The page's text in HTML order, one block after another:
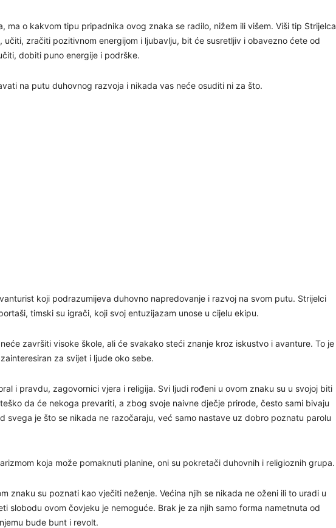
ma o kakvom tipu pripadnika ovog znaka se radilo, nižem ili višem. Viši tip Strijelca
učiti, zračiti pozitivnom energijom i ljubavlju, bit će susretljiv i obavezno ćete od
dobiti puno energije i podrške.
na putu duhovnog razvoja i nikada vas neće osuditi ni za što.
koji podrazumijeva duhovno napredovanje i razvoj na svom putu. Strijelci
timski su igrači, koji svoj entuzijazam unose u cijelu ekipu.
završiti visoke škole, ali će svakako steći znanje kroz iskustvo i avanture. To je
za svijet i ljude oko sebe.
i pravdu, zagovornici vjera i religija. Svi ljudi rođeni u ovom znaku su u svojoj biti
da će nekoga prevariti, a zbog svoje naivne dječje prirode, često sami bivaju
svega je što se nikada ne razočaraju, već samo nastave uz dobro poznatu parolu
koja može pomaknuti planine, oni su pokretači duhovnih i religioznih grupa.
znaku su poznati kao vječiti neženje. Većina njih se nikada ne oženi ili to uradi u
slobodu ovom čovjeku je nemoguće. Brak je za njih samo forma nametnuta od
bude bunt i revolt.